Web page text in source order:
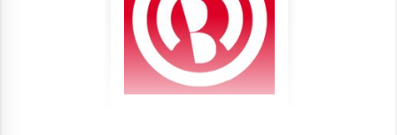
Zebrabidearen denboraldi amaiera
EHZtik
2021/07/01